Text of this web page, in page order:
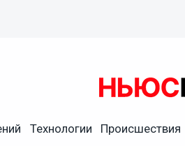
Технологии Происшествия
в снежном